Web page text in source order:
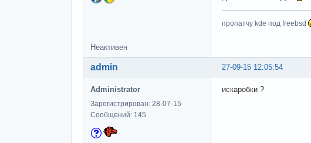
пропатчу kde под freebsd
Неактивен
27-09-15 12:05:54
admin
Administrator
Зарегистрирован: 28-07-15
Сообщений: 145
искаробки ?